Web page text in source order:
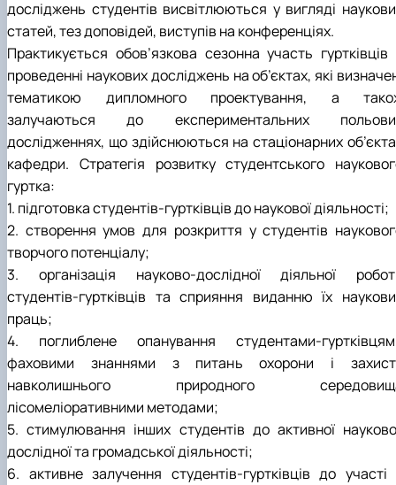
досліджень студентів висвітлюються у вигляді
статей, тез доповідей, виступів на конференціях.
Практикується обов’язкова сезонна участь гуртківців
проведенні наукових досліджень на об’єктах, які
тематикою дипломного проектування, а
залучаються до експериментальних
дослідженнях, що здійснюються на стаціонарних
кафедри. Стратегія розвитку студентського
гуртка:
1. підготовка студентів-гуртківців до наукової діяльності;
2. створення умов для розкриття у студентів
творчого потенціалу;
3. організація науково-дослідної діяльної
студентів-гуртківців та сприяння виданню їх
праць;
4. поглиблене опанування студентами-
фаховими знаннями з питань охорони і
навколишнього природного
лісомеліоративними методами;
5. стимулювання інших студентів до активної
дослідної та громадської діяльності;
6. активне залучення студентів-гуртківців до участі